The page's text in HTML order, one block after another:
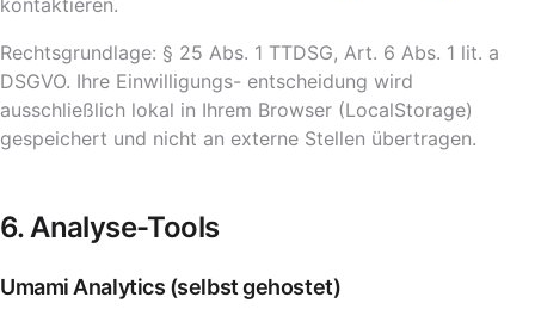
kontaktieren.
Rechtsgrundlage: § 25 Abs. 1 TTDSG, Art. 6 Abs. 1 lit. a
DSGVO. Ihre Einwilligungs- entscheidung wird
ausschließlich lokal in Ihrem Browser (LocalStorage)
gespeichert und nicht an externe Stellen übertragen.
6. Analyse-Tools
Umami Analytics (selbst gehostet)